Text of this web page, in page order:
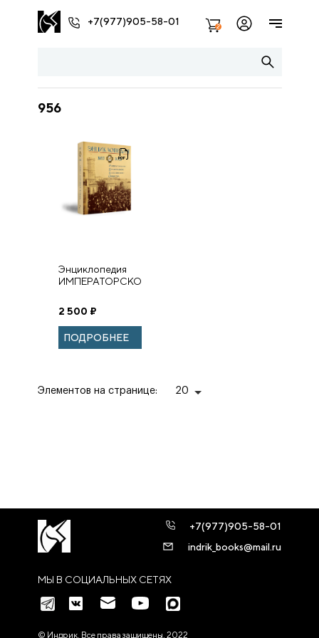
+7(977)905-58-01 2
956
Энциклопедия
ИМПЕРАТОРСКОГО
ПАЛЕСТИНСКОГО
ОБЩЕСТВА 1882
– 2022 140-летию
ИППО
2 500 ₽
ПОДРОБНЕЕ
Элементов на странице: 20
МЫ В СОЦИАЛЬНЫХ СЕТЯХ
+7(977)905-58-01
indrik_books@mail.ru
© Индрик. Все права защищены, 2022